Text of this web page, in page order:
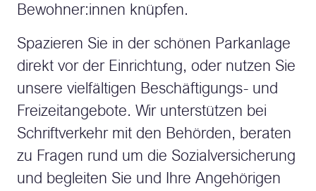
Bewohner:innen knüpfen.
Spazieren Sie in der schönen Parkanlage
direkt vor der Einrichtung, oder nutzen Sie
unsere vielfältigen Beschäftigungs- und
Freizeitangebote. Wir unterstützen bei
Schriftverkehr mit den Behörden, beraten
zu Fragen rund um die Sozialversicherung
und begleiten Sie und Ihre Angehörigen